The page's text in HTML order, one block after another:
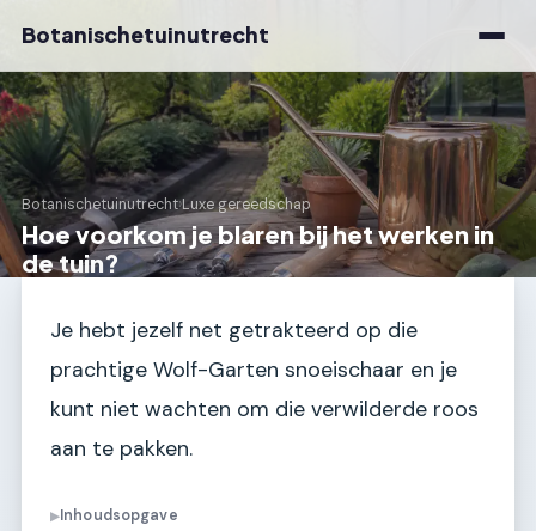
Botanischetuinutrecht
Botanischetuinutrecht›Luxe gereedschap
Hoe voorkom je blaren bij het werken in
de tuin?
Je hebt jezelf net getrakteerd op die
prachtige Wolf-Garten snoeischaar en je
kunt niet wachten om die verwilderde roos
aan te pakken.
▶Inhoudsopgave